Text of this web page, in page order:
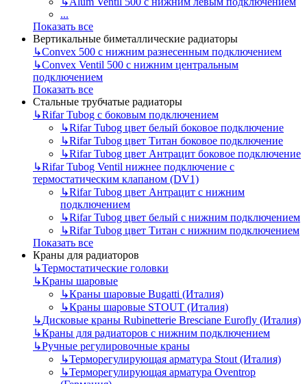
...
Показать все
Вертикальные биметаллические радиаторы
↳Convex 500 с нижним разнесенным подключением
↳Convex Ventil 500 с нижним центральным
подключением
Показать все
Стальные трубчатые радиаторы
↳Rifar Tubog с боковым подключением
↳Rifar Tubog цвет белый боковое подключение
↳Rifar Tubog цвет Титан боковое подключение
↳Rifar Tubog цвет Антрацит боковое подключение
↳Rifar Tubog Ventil нижнее подключение с
термостатическим клапаном (DV1)
↳Rifar Tubog цвет Антрацит с нижним
подключением
↳Rifar Tubog цвет белый с нижним подключением
↳Rifar Tubog цвет Титан с нижним подключением
Показать все
Краны для радиаторов
↳Термостатические головки
↳Краны шаровые
↳Краны шаровые Bugatti (Италия)
↳Краны шаровые STOUT (Италия)
↳Дисковые краны Rubinetterie Bresciane Eurofly (Италия)
↳Краны для радиаторов с нижним подключением
↳Ручные регулировочные краны
↳Терморегулирующая арматура Stout (Италия)
↳Терморегулирующая арматура Oventrop